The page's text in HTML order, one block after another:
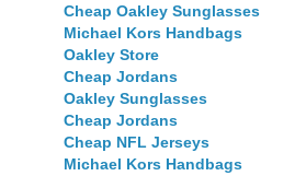
Cheap Oakley Sunglasses
Michael Kors Handbags
Oakley Store
Cheap Jordans
Oakley Sunglasses
Cheap Jordans
Cheap NFL Jerseys
Michael Kors Handbags